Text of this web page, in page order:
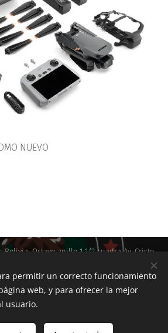
NUEVO
Bolivia, Octavo anillo 1 1/2 cuadra Av. Cristo
Santa Cruz-Bolivia
Aéreos con Drone
Cookies
permitir un correcto funcionamiento
web, y para ofrecer la mejor
usuario.